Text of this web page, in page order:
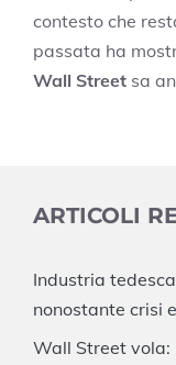
contesto che
passata ha
Wall Street sa
ARTICOLI
Industria
nonostante crisi
Wall Street vola: